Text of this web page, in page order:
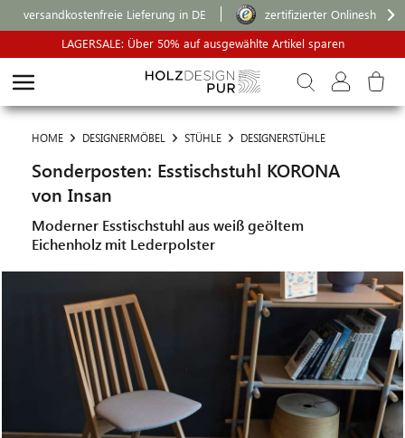
versandkostenfreie Lieferung in DE
zertifizierter Onlineshop
LAGERSALE: Über 50% auf ausgewählte Artikel sparen
HOME DESIGNERMÖBEL STÜHLE DESIGNERSTÜHLE
Sonderposten: Esstischstuhl KORONA
von Insan
Moderner Esstischstuhl aus weiß geöltem
Eichenholz mit Lederpolster